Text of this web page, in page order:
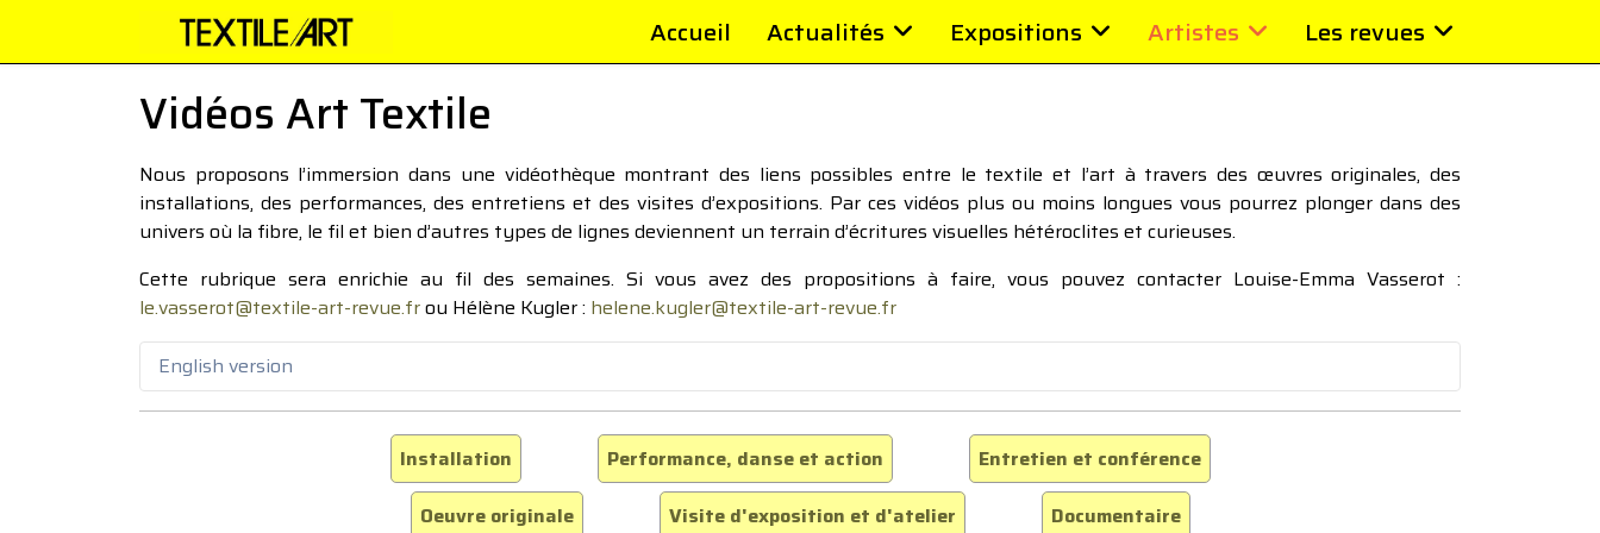
Accueil Actualités Expositions Artistes Les revues
Vidéos Art Textile
Nous proposons l’immersion dans une vidéothèque montrant des liens possibles entre le textile et l’art à travers des œuvres originales, des
installations, des performances, des entretiens et des visites d’expositions. Par ces vidéos plus ou moins longues vous pourrez plonger dans des
univers où la fibre, le fil et bien d’autres types de lignes deviennent un terrain d’écritures visuelles hétéroclites et curieuses.
Cette rubrique sera enrichie au fil des semaines. Si vous avez des propositions à faire, vous pouvez contacter Louise-Emma Vasserot :
le.vasserot@textile-art-revue.frou Hélène Kugler : helene.kugler@textile-art-revue.fr
English version
Installation Performance, danse et action
Entretien et conférence
Oeuvre originale
Visite d'exposition et d'atelier Documentaire